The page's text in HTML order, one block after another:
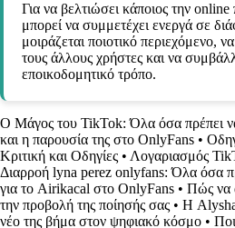
Για να βελτιώσει κάποιος την
μπορεί να συμμετέχει ενεργά σε
μοιράζεται ποιοτικό περιεχόμενο,
τους άλλους χρήστες και να
εποικοδομητικό τρόπο.
Ο Μάγος του TikTok: Όλα όσα πρέπει
και η παρουσία της στο OnlyFans •
Κριτική και Οδηγίες • Λογαριασμός
Διαρροή lyna perez onlyfans: Όλα όσα
για το Airikacal στο OnlyFans • Πώς να
την προβολή της ποίησής σας • Η
νέο της βήμα στον ψηφιακό κόσμο •